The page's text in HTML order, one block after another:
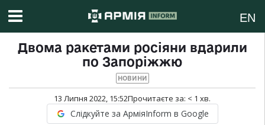
EN
Двома ракетами росіяни вдарили
по Запоріжжю
НОВИНИ
13 Липня 2022, 15:52Прочитаєте за: < 1 хв.
Слідкуйте за АрміяInform в Google